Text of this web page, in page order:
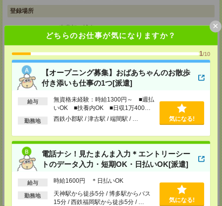
どちらのお仕事が気になりますか？
1/10
【オープニング募集】おばあちゃんのお散歩
付き添いも仕事の1つ[派遣]
給与
無資格未経験：時給1300円～ ■週払
いOK ■扶養内OK ■日収1万400円
以上
勤務地 西鉄小郡駅 / 津古駅 / 端間駅 / … 気になる!
電話ナシ！見たまんま入力＊エントリーシー
トのデータ入力・短期OK・日払いOK[派遣]
給与 時給1600円 ＊日払いOK
勤務地
天神駅から徒歩5分 / 博多駅からバス
15分 / 西鉄福岡駅から徒歩5分 / …
気になる!
×
登録場所
福岡県福岡市博多区博多駅前2-1-1 福岡朝日ビル 5F 510号室
TEL：0120-802-274
MAIL：tenshoku@nikken-ts.jp
担当：採用担当
メディカルケア事業部 小倉オフィス
福岡県北九州市小倉北区米町1-3-1 明治安田生命北九州ビル3F
TEL：0120-802-274
tenshoku@nikken-ts.jp
熊本県熊本市中央区花畑町1-7 MY熊本ビル2F 2-3号室
TEL：0120-917-473
MAIL：tenshoku@nikken-ts.jp
担当：採用担当
★今ならご来社登録でQUOカード2000円分をプレゼント中★